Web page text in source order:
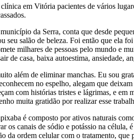
em Vitória pacientes de vários
da Serra, conta que desde
seu salão de beleza. Foi então que ela
milhares de pessoas pelo mundo e
de casa, baixa autoestima, ansiedade,
além de eliminar manchas. Eu sou
no espelho, alegam que
com histórias tristes e lágrimas, e em
muita gratidão por realizar esse
é composto por ativos naturais
os canais de sódio e potássio na
da ordem celular com o tratamento,